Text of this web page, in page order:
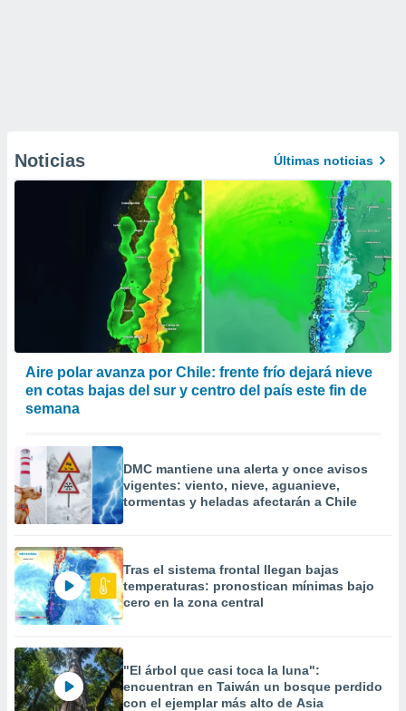
Noticias Últimas noticias
Aire polar avanza por Chile: frente frío dejará nieve
en cotas bajas del sur y centro del país este fin de
semana
DMC mantiene una alerta y once avisos
vigentes: viento, nieve, aguanieve,
tormentas y heladas afectarán a Chile
Tras el sistema frontal llegan bajas
temperaturas: pronostican mínimas bajo
cero en la zona central
"El árbol que casi toca la luna":
encuentran en Taiwán un bosque perdido
con el ejemplar más alto de Asia